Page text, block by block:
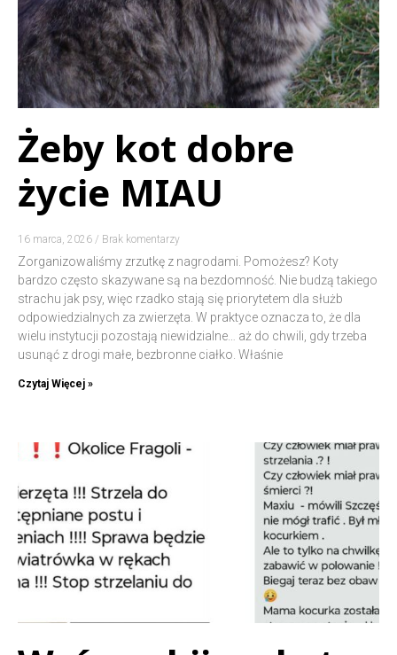
Żeby kot dobre
życie MIAU
16 marca, 2026 Brak komentarzy
Zorganizowaliśmy zrzutkę z nagrodami. Pomożesz? Koty
bardzo często skazywane są na bezdomność. Nie budzą takiego
strachu jak psy, więc rzadko stają się priorytetem dla służb
odpowiedzialnych za zwierzęta. W praktyce oznacza to, że dla
wielu instytucji pozostają niewidzialne… aż do chwili, gdy trzeba
usunąć z drogi małe, bezbronne ciałko. Właśnie
Czytaj Więcej »